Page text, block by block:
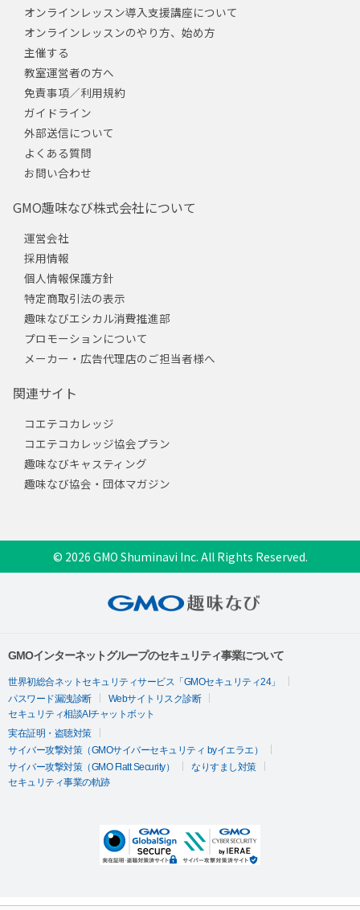
オンラインレッスン導入支援講座について
オンラインレッスンのやり方、始め方
主催する
教室運営者の方へ
免責事項／利用規約
ガイドライン
外部送信について
よくある質問
お問い合わせ
GMO趣味なび株式会社について
運営会社
採用情報
個人情報保護方針
特定商取引法の表示
趣味なびエシカル消費推進部
プロモーションについて
メーカー・広告代理店のご担当者様へ
関連サイト
コエテコカレッジ
コエテコカレッジ協会プラン
趣味なびキャスティング
趣味なび協会・団体マガジン
© 2026 GMO Shuminavi Inc. All Rights Reserved.